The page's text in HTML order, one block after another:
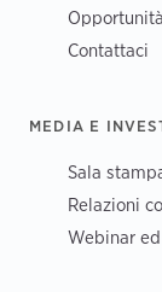
Contattaci
MEDIA E
Sala
Relazioni
Webinar